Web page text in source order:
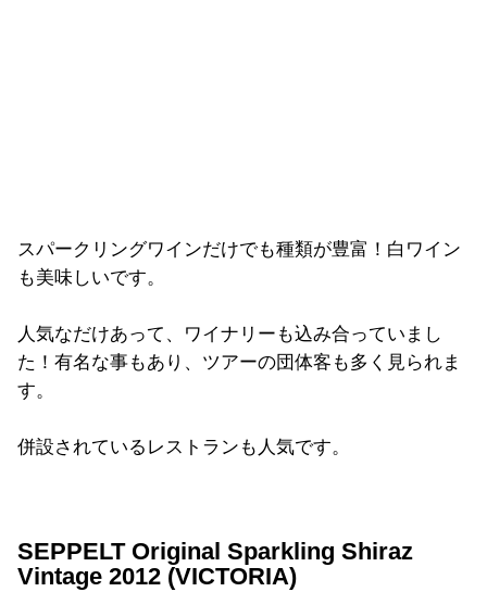
スパークリングワインだけでも種類が豊富！白ワイン
も美味しいです。
人気なだけあって、ワイナリーも込み合っていまし
た！有名な事もあり、ツアーの団体客も多く見られま
す。
併設されているレストランも人気です。
SEPPELT Original Sparkling Shiraz
Vintage 2012 (VICTORIA)